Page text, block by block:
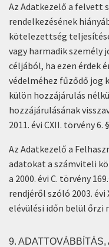
Az Adatkezelő a felvett
rendelkezésének
kötelezettség
vagy harmadik személy
céljából, ha ezen érdek
védelméhez fűződő jog
külön hozzájárulás
hozzájárulásának
2011. évi CXII. törvény 6.
Az Adatkezelő a
adatokat a számviteli
a 2000. évi C. törvény
rendjéről szóló 2003.
elévülési időn belül őrzi
9.